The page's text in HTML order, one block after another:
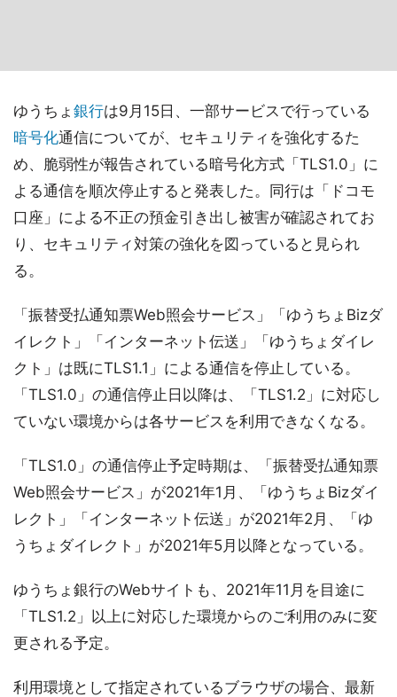
ゆうちょ 銀行は9月15日、一部サービスで行っている
暗号化通信についてが、セキュリティを強化するた
め、脆弱性が報告されている暗号化方式「TLS1.0」に
よる通信を順次停止すると発表した。同行は「ドコモ
口座」による不正の預金引き出し被害が確認されてお
り、セキュリティ対策の強化を図っていると見られ
る。
「振替受払通知票Web照会サービス」「ゆうちょBizダ
イレクト」「インターネット伝送」「ゆうちょダイレ
クト」は既にTLS1.1」による通信を停止している。
「TLS1.0」の通信停止日以降は、「TLS1.2」に対応し
ていない環境からは各サービスを利用できなくなる。
「TLS1.0」の通信停止予定時期は、「振替受払通知票
Web照会サービス」が2021年1月、「ゆうちょBizダイ
レクト」「インターネット伝送」が2021年2月、「ゆ
うちょダイレクト」が2021年5月以降となっている。
ゆうちょ銀行のWebサイトも、2021年11月を目途に
「TLS1.2」以上に対応した環境からのご利用のみに変
更される予定。
利用環境として指定されているブラウザの場合、最新